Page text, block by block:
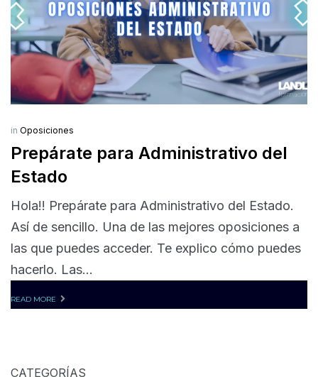
in Oposiciones
Prepárate para Administrativo del
Estado
Hola!! Prepárate para Administrativo del Estado.
Así de sencillo. Una de las mejores oposiciones a
las que puedes acceder. Te explico cómo puedes
hacerlo. Las...
READ MORE
CATEGORÍAS